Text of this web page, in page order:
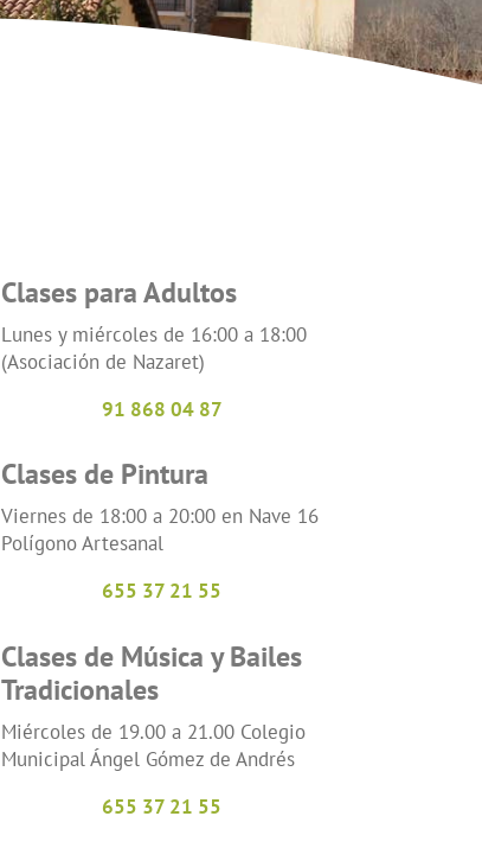
Clases para Adultos
Lunes y miércoles de 16:00 a 18:00
(Asociación de Nazaret)
91 868 04 87
Clases de Pintura
Viernes de 18:00 a 20:00 en Nave 16
Polígono Artesanal
655 37 21 55
Clases de Música y Bailes
Tradicionales
Miércoles de 19.00 a 21.00 Colegio
Municipal Ángel Gómez de Andrés
655 37 21 55